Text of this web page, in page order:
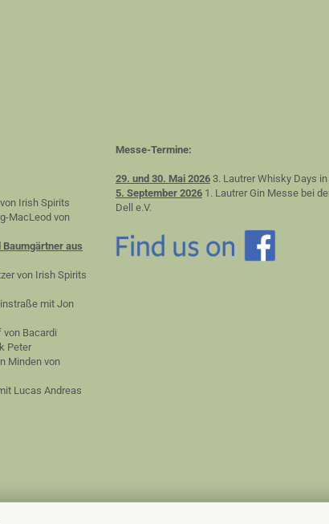
Irish Spirits
MacLeod von
aus
von Irish Spirits
mit Jon
von Bacardi
Peter
Minden von
Lucas Andreas
Messe-Termine:
29. und 30. Mai 2026 3. Lautrer Whisky Days
5. September 2026 1. Lautrer Gin Messe bei
Dell e.V.